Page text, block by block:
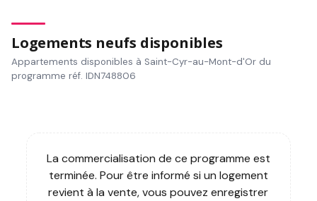
Logements neufs disponibles
Appartements disponibles à Saint-Cyr-au-Mont-d'Or du
programme réf. IDN748806
La commercialisation de ce programme est
terminée. Pour être informé si un logement
revient à la vente, vous pouvez enregistrer